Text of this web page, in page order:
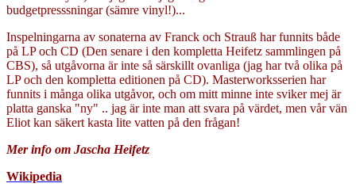
budgetpresssningar (sämre vinyl!)...
Inspelningarna av sonaterna av Franck och Strauß har funnits både
på LP och CD (Den senare i den kompletta Heifetz sammlingen på
CBS), så utgåvorna är inte så särskillt ovanliga (jag har två olika på
LP och den kompletta editionen på CD). Masterworksserien har
funnits i många olika utgåvor, och om mitt minne inte sviker mej är
platta ganska "ny" .. jag är inte man att svara på värdet, men vår vän
Eliot kan säkert kasta lite vatten på den frågan!
Mer info om Jascha Heifetz
Wikipedia